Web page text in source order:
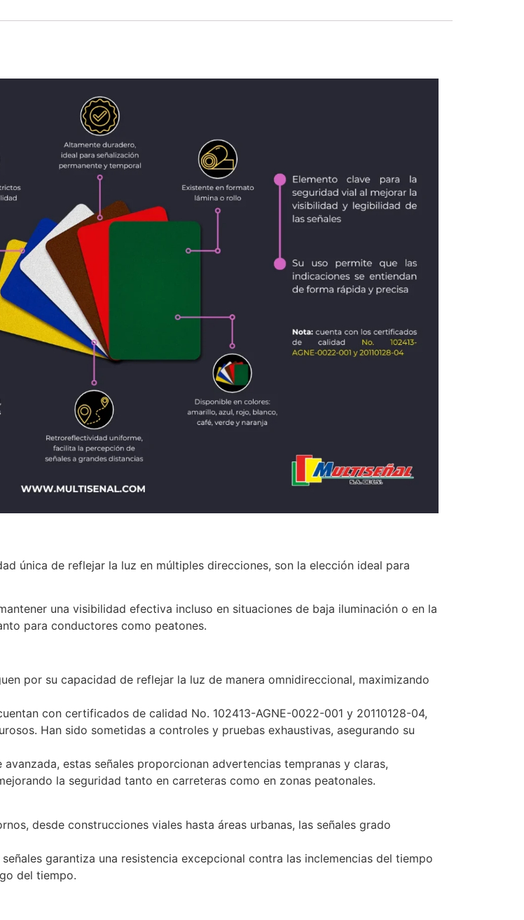
única de reflejar la luz en múltiples direcciones, son la elección ideal para
una visibilidad efectiva incluso en situaciones de baja iluminación o en la
para conductores como peatones.
por su capacidad de reflejar la luz de manera omnidireccional, maximizando
con certificados de calidad No. 102413-AGNE-0022-001 y 20110128-04,
Han sido sometidas a controles y pruebas exhaustivas, asegurando su
estas señales proporcionan advertencias tempranas y claras,
la seguridad tanto en carreteras como en zonas peatonales.
desde construcciones viales hasta áreas urbanas, las señales grado
garantiza una resistencia excepcional contra las inclemencias del tiempo
del tiempo.